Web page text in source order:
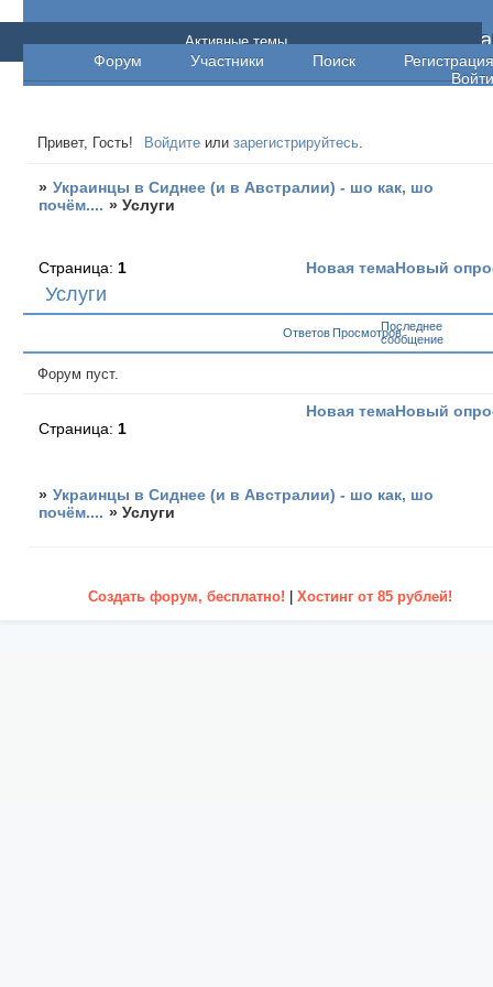
Украинцы в Сиднее (и в Австралии) - шо
шо почём....
Форум Участники Поиск
Регистрация
Войти
Активные темы
Привет, Гость! Войдите илизарегистрируйтесь.
» Украинцы в Сиднее (и в Австралии) - шо как, шо
почём.... »Услуги
Услуги
Страница:1 Новая темаНовый
Ответов ПросмотровПоследнее
сообщение
Форум пуст.
Новая темаНовый
Страница: 1
» Украинцы в Сиднее (и в Австралии) - шо как, шо
почём.... »Услуги
Создать форум, бесплатно! Хостинг от 85 рублей!